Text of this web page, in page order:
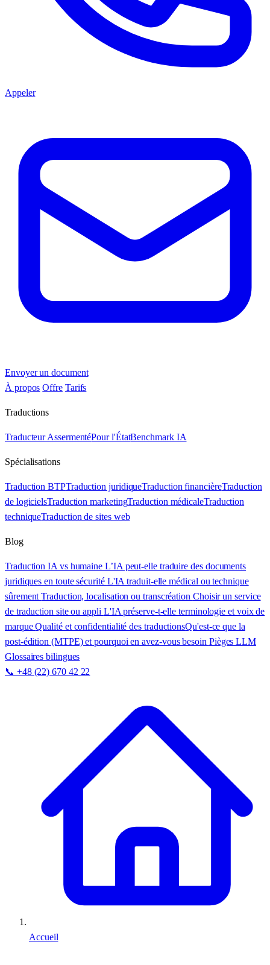
Appeler
Envoyer un document
À propos Offre Tarifs
Traductions
Traducteur AssermentéPour l'ÉtatBenchmark IA
Spécialisations
Traduction BTPTraduction juridiqueTraduction financièreTraduction
de logicielsTraduction marketingTraduction médicaleTraduction
techniqueTraduction de sites web
Blog
Traduction IA vs humaine L’IA peut-elle traduire des documents
juridiques en toute sécurité L'IA traduit-elle médical ou technique
sûrementTraduction, localisation ou transcréation Choisir un service
de traduction site ou appli L'IA préserve-t-elle terminologie et voix de
marqueQualité et confidentialité des traductionsQu'est-ce que la
post-édition (MTPE) et pourquoi en avez-vous besoin Pièges LLM
Glossaires bilingues
📞 +48 (22) 670 42 22
Accueil